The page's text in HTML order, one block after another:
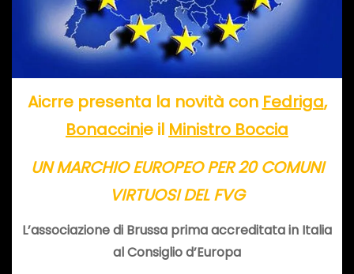
Aicrre presenta la novità con Fedriga,
Bonaccinie il Ministro Boccia
UN MARCHIO EUROPEO PER 20 COMUNI
VIRTUOSI DEL FVG
L’associazione di Brussa prima accreditata in Italia
al Consiglio d’Europa